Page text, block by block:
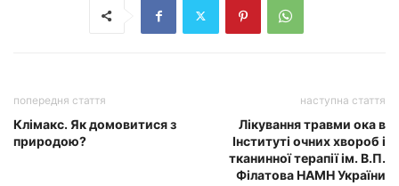
попередня стаття
Клімакс. Як домовитися з
природою?
наступна стаття
Лікування травми ока в
Інституті очних хвороб і
тканинної терапії ім. В.П.
Філатова НАМН України